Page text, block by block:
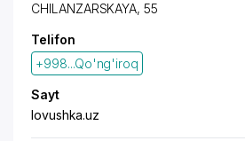
CHILANZARSKAYA, 55
Telifon
+998...Qo'ng'iroq
Sayt
lovushka.uz